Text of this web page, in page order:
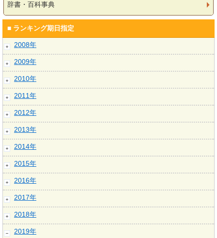
辞書・百科事典
■ ランキング期日指定
2008年
2009年
2010年
2011年
2012年
2013年
2014年
2015年
2016年
2017年
2018年
2019年